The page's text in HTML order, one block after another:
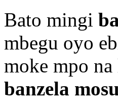
Bato mingi
mbegu oyo
moke mpo
banzela